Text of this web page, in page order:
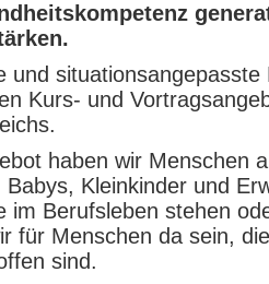
und situationsangepasste
Kurs- und
haben wir Menschen
Kleinkinder und
im Berufsleben stehen
für Menschen da sein,
sind.